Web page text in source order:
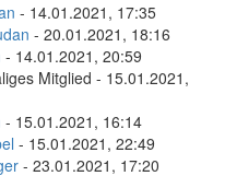
- 14.01.2021, 17:35
- 20.01.2021, 18:16
- 14.01.2021, 20:59
Mitglied - 15.01.2021,
- 15.01.2021, 16:14
- 15.01.2021, 22:49
- 23.01.2021, 17:20